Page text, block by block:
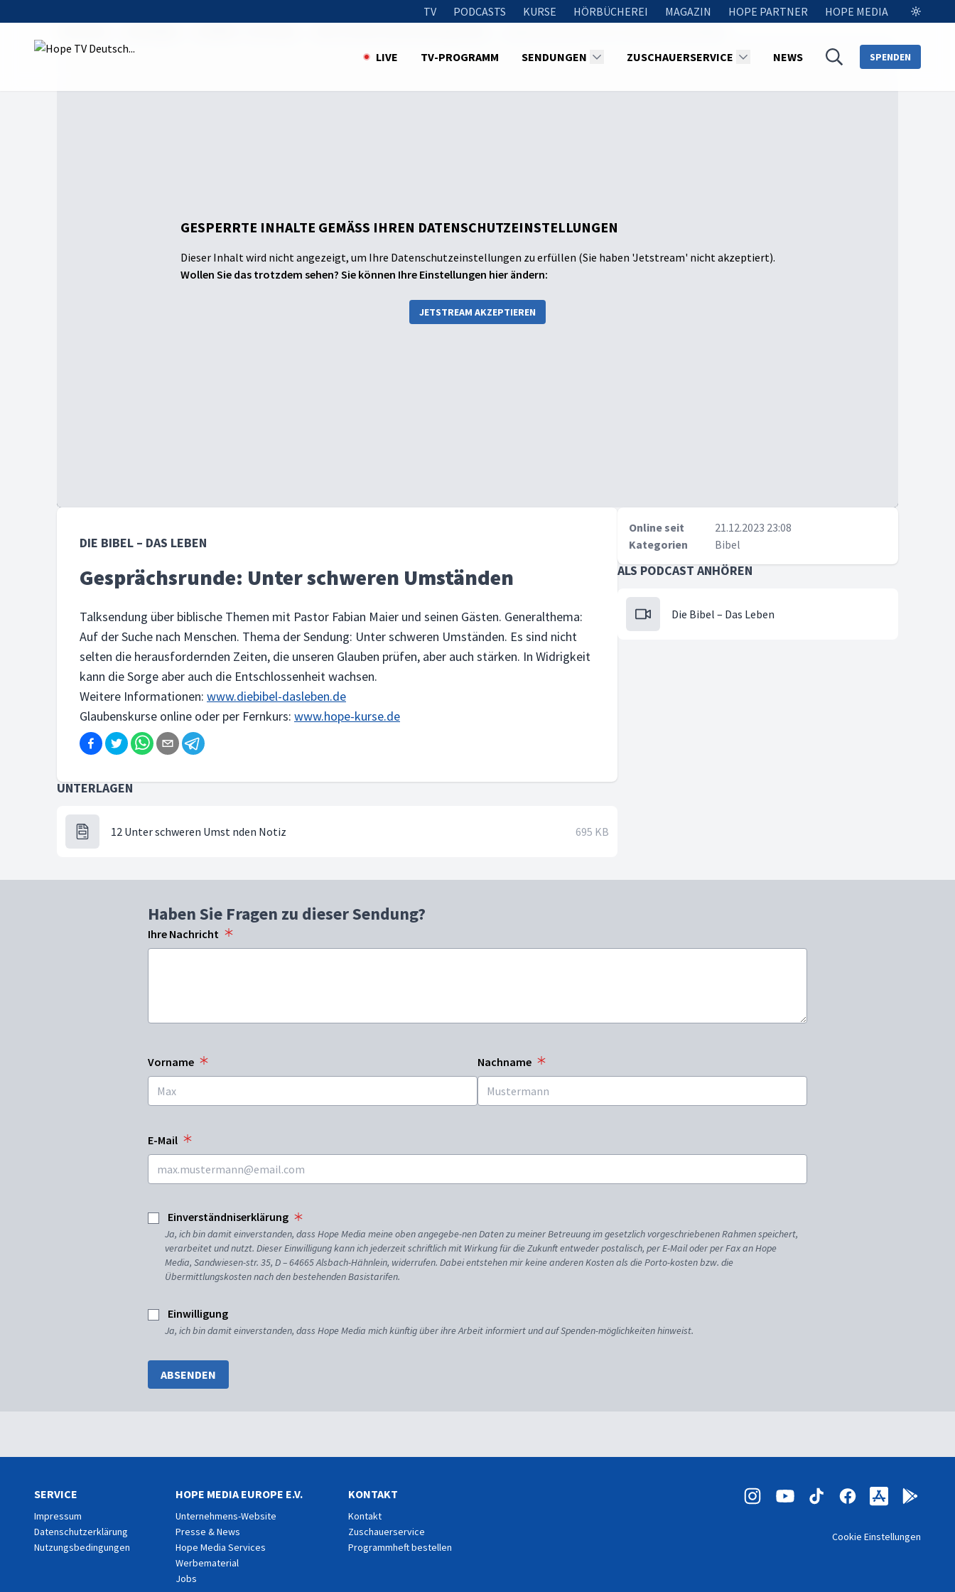
TV PODCASTS KURSE HÖRBÜCHEREI MAGAZIN HOPE PARTNER HOPE MEDIA
LIVE TV-PROGRAMM SENDUNGEN ZUSCHAUERSERVICE NEWS SPENDEN
GESPERRTE INHALTE GEMÄSS IHREN DATENSCHUTZEINSTELLUNGEN
Dieser Inhalt wird nicht angezeigt, um Ihre Datenschutzeinstellungen zu erfüllen (Sie haben 'Jetstream' nicht akzeptiert).
Wollen Sie das trotzdem sehen? Sie können Ihre Einstellungen hier ändern:
JETSTREAM AKZEPTIEREN
DIE BIBEL – DAS LEBEN
Gesprächsrunde: Unter schweren Umständen
Talksendung über biblische Themen mit Pastor Fabian Maier und seinen Gästen. Generalthema:
Auf der Suche nach Menschen. Thema der Sendung: Unter schweren Umständen. Es sind nicht
selten die herausfordernden Zeiten, die unseren Glauben prüfen, aber auch stärken. In Widrigkeit
kann die Sorge aber auch die Entschlossenheit wachsen.
Weitere Informationen: www.diebibel-dasleben.de
Glaubenskurse online oder per Fernkurs: www.hope-kurse.de
UNTERLAGEN
12 Unter schweren Umst nden Notiz 695 KB
Online seit
21.12.2023 23:08
Kategorien
Bibel
ALS PODCAST ANHÖREN
Die Bibel – Das Leben
Haben Sie Fragen zu dieser Sendung?
Ihre Nachricht
Vorname Nachname
E-Mail
Einverständniserklärung
Ja, ich bin damit einverstanden, dass Hope Media meine oben angegebe-nen Daten zu meiner Betreuung im gesetzlich vorgeschriebenen Rahmen speichert,
verarbeitet und nutzt. Dieser Einwilligung kann ich jederzeit schriftlich mit Wirkung für die Zukunft entweder postalisch, per E-Mail oder per Fax an Hope
Media, Sandwiesen-str. 35, D – 64665 Alsbach-Hähnlein, widerrufen. Dabei entstehen mir keine anderen Kosten als die Porto-kosten bzw. die
Übermittlungskosten nach den bestehenden Basistarifen.
Einwilligung
Ja, ich bin damit einverstanden, dass Hope Media mich künftig über ihre Arbeit informiert und auf Spenden-möglichkeiten hinweist.
ABSENDEN
SERVICE
Impressum
Datenschutzerklärung
Nutzungsbedingungen
HOPE MEDIA EUROPE E.V.
Unternehmens-Website
Presse & News
Hope Media Services
Werbematerial
Jobs
KONTAKT
Kontakt
Zuschauerservice
Programmheft bestellen
Cookie Einstellungen